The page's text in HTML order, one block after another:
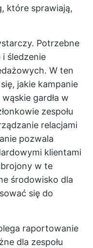
które sprawiają,
Potrzebne
śledzenie
W ten
jakie kampanie
gardła w
zespołu
relacjami
pozwala
klientami
w te
środowisko dla
się do
raportowanie
dla zespołu